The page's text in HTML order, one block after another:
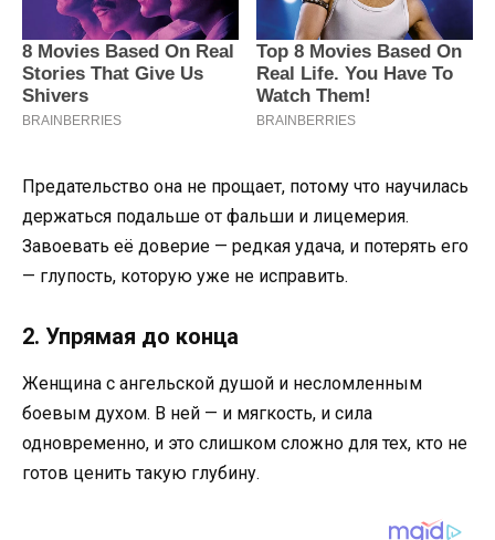
Предательство она не прощает, потому что научилась
держаться подальше от фальши и лицемерия.
Завоевать её доверие — редкая удача, и потерять его
— глупость, которую уже не исправить.
2. Упрямая до конца
Женщина с ангельской душой и несломленным
боевым духом. В ней — и мягкость, и сила
одновременно, и это слишком сложно для тех, кто не
готов ценить такую глубину.